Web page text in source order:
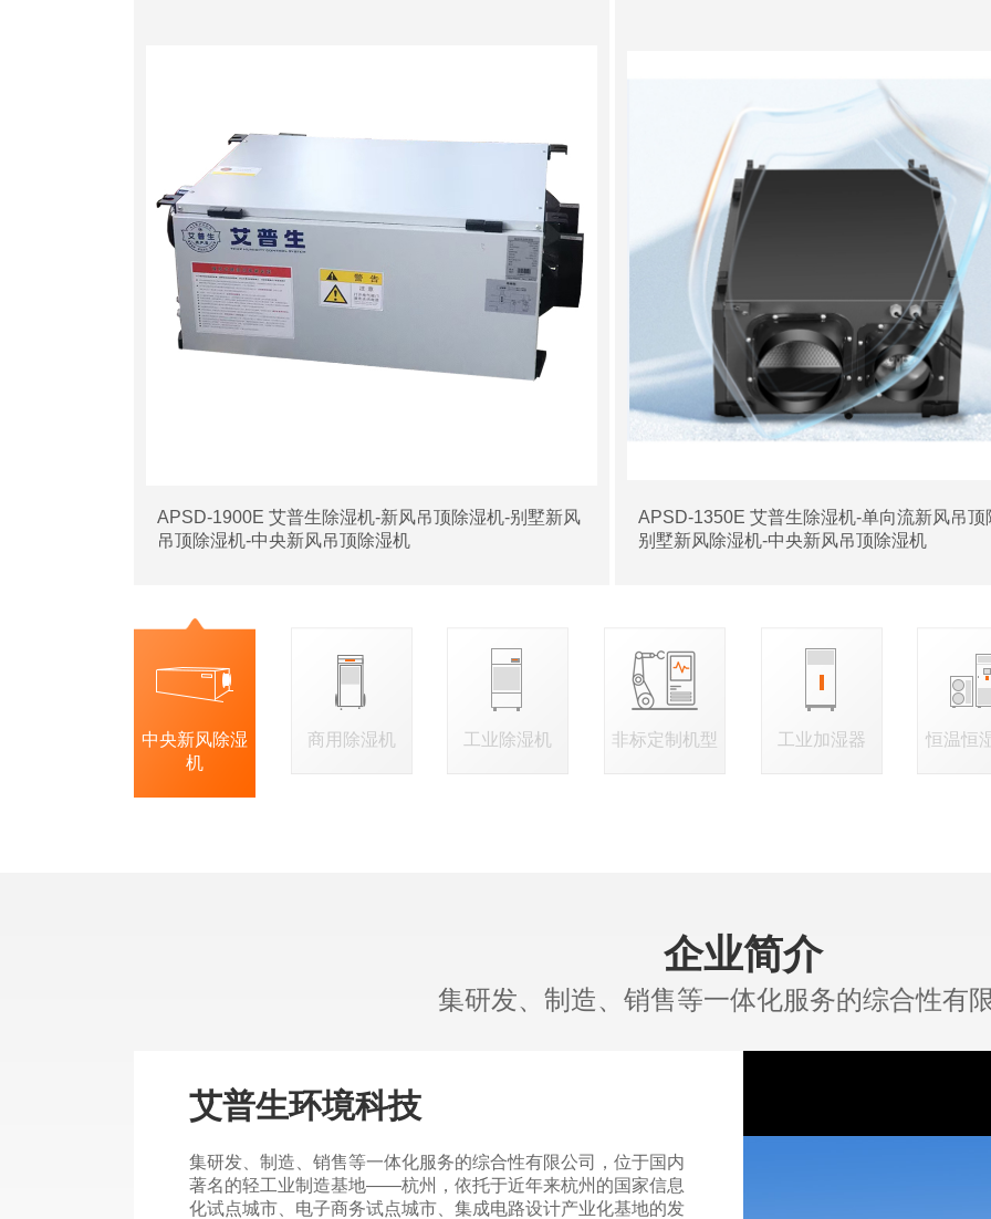
APSD-1900E 艾普生除湿机-新风吊顶除湿机-别墅新风
吊顶除湿机-中央新风吊顶除湿机
APSD-1350E 艾普生除湿机-单向流新风吊顶
别墅新风除湿机-中央新风吊顶除湿机
中央新风除湿
机
商用除湿机 工业除湿机 非标定制机型 工业加湿器 恒温恒
企业简介
集研发、制造、销售等一体化服务的综合性有
艾普生环境科技
集研发、制造、销售等一体化服务的综合性有限公司，位于国内
著名的轻工业制造基地——杭州，依托于近年来杭州的国家信息
化试点城市、电子商务试点城市、集成电路设计产业化基地的发